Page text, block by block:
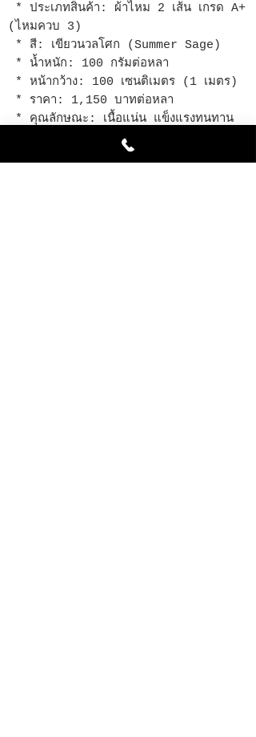
* ประเภทสินค้า: ผ้าไหม 2 เส้น เกรด A+
(ไหมควบ 3)
* สี: เขียวนวลโศก (Summer Sage)
* น้ำหนัก: 100 กรัมต่อหลา
* หน้ากว้าง: 100 เซนติเมตร (1 เมตร)
* ราคา: 1,150 บาทต่อหลา
* คุณลักษณะ: เนื้อแน่น แข็งแรงทนทาน
น้ำหนักดีกว่ามาตรฐานแต่เบากว่าควบหกเล็ก